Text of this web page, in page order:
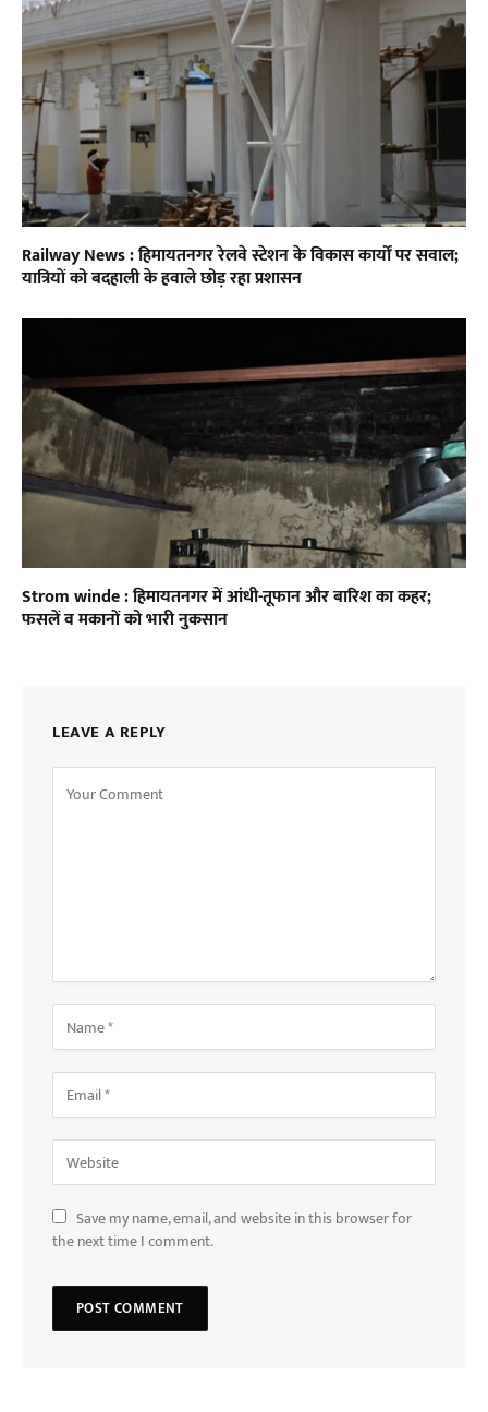
Railway News : हिमायतनगर रेलवे स्टेशन के विकास कार्यों पर सवाल;
यात्रियों को बदहाली के हवाले छोड़ रहा प्रशासन
Strom winde : हिमायतनगर में आंधी-तूफान और बारिश का कहर;
फसलें व मकानों को भारी नुकसान
LEAVE A REPLY
Save my name, email, and website in this browser for
the next time I comment.